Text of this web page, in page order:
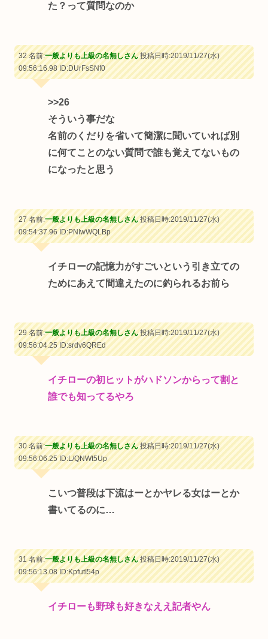
た？って質問なのか
32 名前:一般よりも上級の名無しさん投稿日時:2019/11/27(水)
09:56:16.98ID:DUrFsSNf0
>>26
そういう事だな
名前のくだりを省いて簡潔に聞いていれば別
に何てことのない質問で誰も覚えてないもの
になったと思う
27 名前:一般よりも上級の名無しさん投稿日時:2019/11/27(水)
09:54:37.96ID:PNIwWQLBp
イチローの記憶力がすごいという引き立ての
ためにあえて間違えたのに釣られるお前ら
29 名前:一般よりも上級の名無しさん投稿日時:2019/11/27(水)
09:56:04.25ID:srdv6QREd
イチローの初ヒットがハドソンからって割と
誰でも知ってるやろ
30 名前:一般よりも上級の名無しさん投稿日時:2019/11/27(水)
09:56:06.25ID:L/QNWt5Up
こいつ普段は下流はーとかヤレる女はーとか
書いてるのに…
31 名前:一般よりも上級の名無しさん投稿日時:2019/11/27(水)
09:56:13.08ID:KpfutI54p
イチローも野球も好きなええ記者やん